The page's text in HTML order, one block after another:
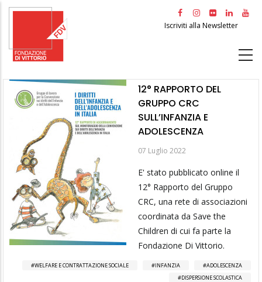
Salta
principale
Iscriviti alla Newsletter
12° RAPPORTO DEL
GRUPPO CRC
SULL’INFANZIA E
ADOLESCENZA
07 Luglio 2022
E' stato pubblicato online il
12° Rapporto del Gruppo
CRC, una rete di associazioni
coordinata da Save the
Children di cui fa parte la
Fondazione Di Vittorio.
WELFARE E CONTRATTAZIONE SOCIALE INFANZIA
ADOLESCENZA
DISPERSIONE SCOLASTICA